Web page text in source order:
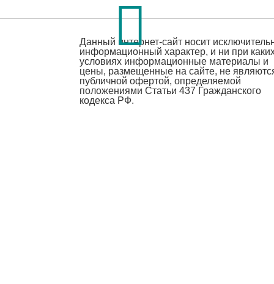
Данный интернет-сайт носит
информационный характер, и ни при
условиях информационные материалы и
цены, размещенные на сайте, не
публичной офертой, определяемой
положениями Статьи 437 Гражданского
кодекса РФ.